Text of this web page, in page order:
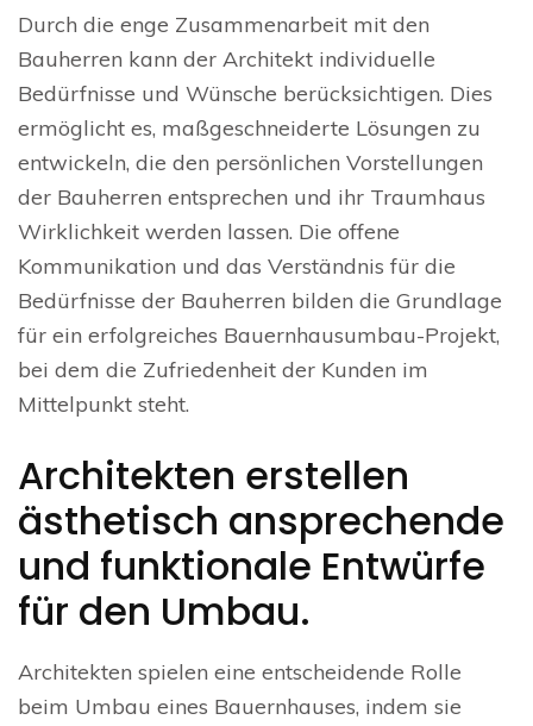
Durch die enge Zusammenarbeit mit den
Bauherren kann der Architekt individuelle
Bedürfnisse und Wünsche berücksichtigen. Dies
ermöglicht es, maßgeschneiderte Lösungen zu
entwickeln, die den persönlichen Vorstellungen
der Bauherren entsprechen und ihr Traumhaus
Wirklichkeit werden lassen. Die offene
Kommunikation und das Verständnis für die
Bedürfnisse der Bauherren bilden die Grundlage
für ein erfolgreiches Bauernhausumbau-Projekt,
bei dem die Zufriedenheit der Kunden im
Mittelpunkt steht.
Architekten erstellen
ästhetisch ansprechende
und funktionale Entwürfe
für den Umbau.
Architekten spielen eine entscheidende Rolle
beim Umbau eines Bauernhauses, indem sie